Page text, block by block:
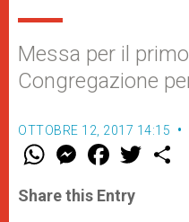
Messa per il
Congregazione
OTTOBRE 12, 2017 14:15
W
t
s
M
e
s
e
F
a
e
b
w
Share this Entry